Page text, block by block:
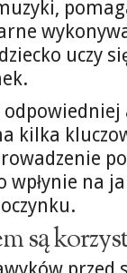
uczy
kilka
wpłynie na
są